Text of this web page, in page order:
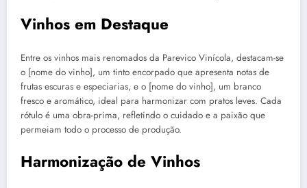
Vinhos em Destaque
Entre os vinhos mais renomados da Parevico Vinícola, destacam-se
o [nome do vinho], um tinto encorpado que apresenta notas de
frutas escuras e especiarias, e o [nome do vinho], um branco
fresco e aromático, ideal para harmonizar com pratos leves. Cada
rótulo é uma obra-prima, refletindo o cuidado e a paixão que
permeiam todo o processo de produção.
Harmonização de Vinhos